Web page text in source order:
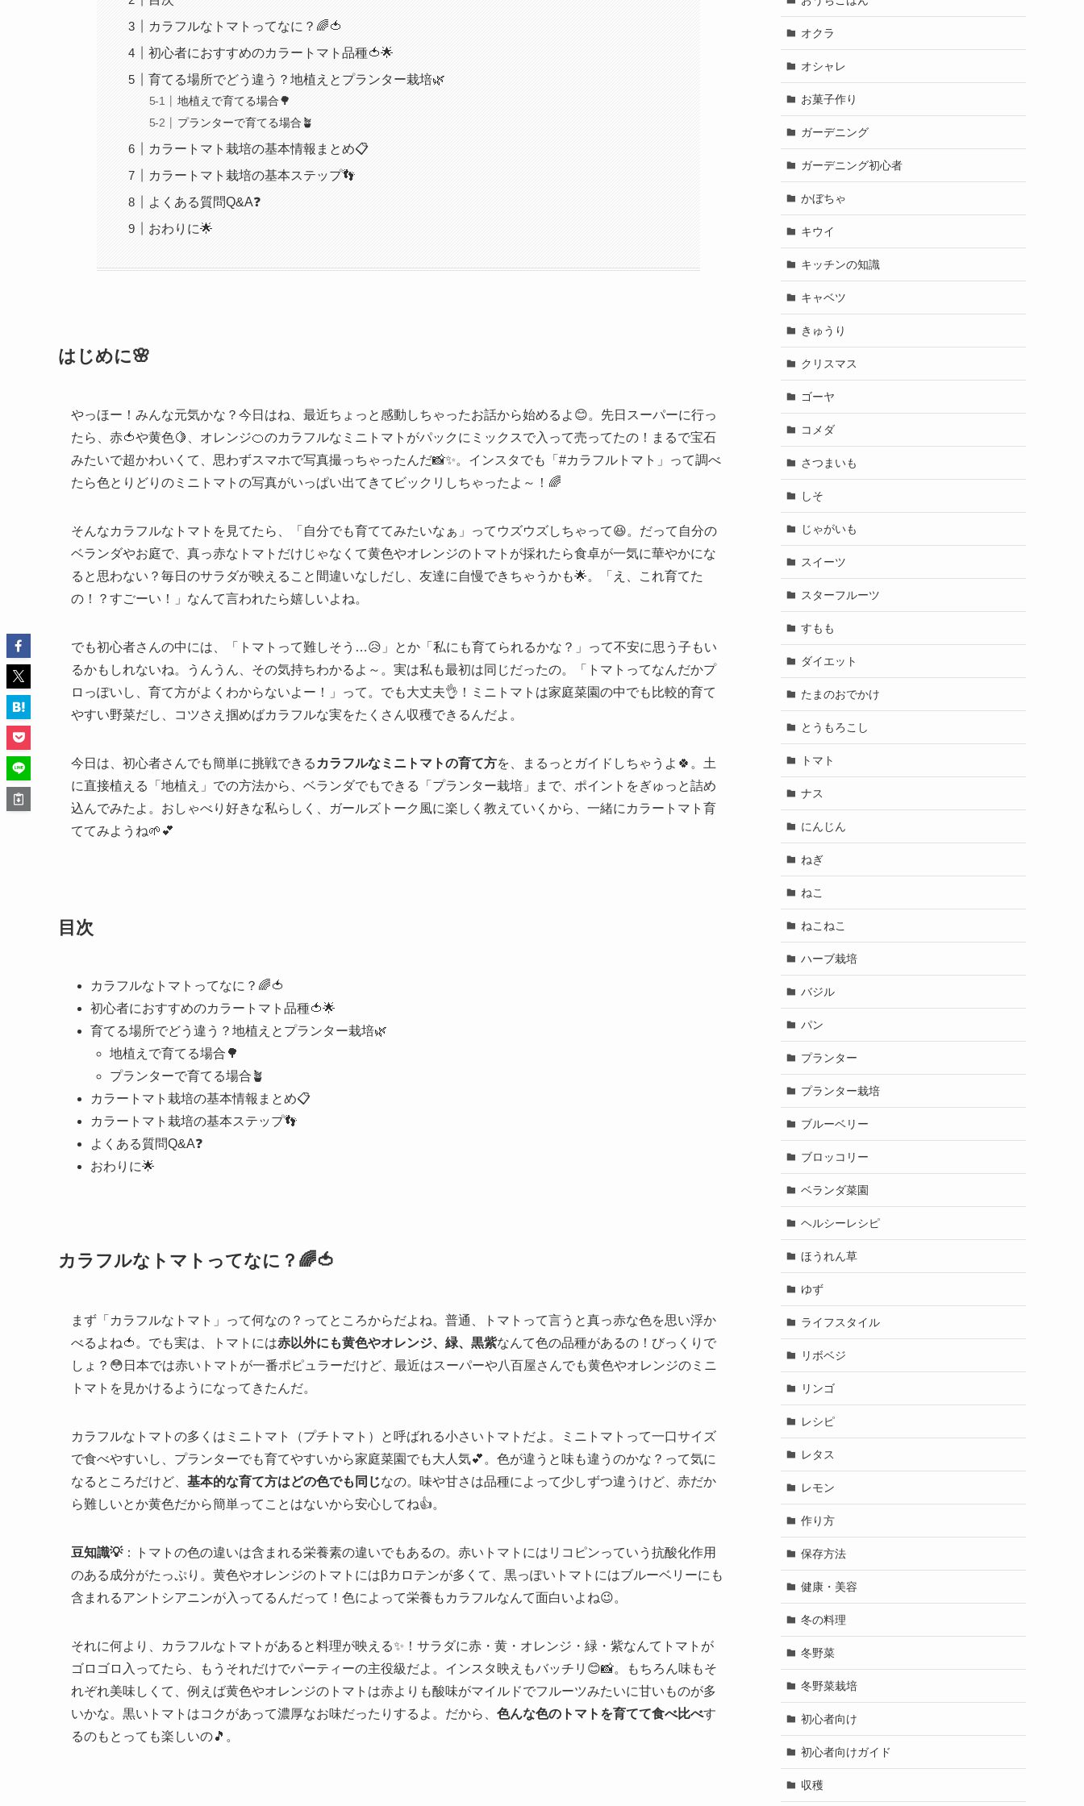
カラフルなトマトってなに？🌈🍅
初心者におすすめのカラートマト品種🍅🌟
育てる場所でどう違う？地植えとプランター栽培🌿
地植えで育てる場合🌳
プランターで育てる場合🪴
カラートマト栽培の基本情報まとめ📋
カラートマト栽培の基本ステップ👣
よくある質問Q&A❓
おわりに🌟
はじめに🌸
やっほー！みんな元気かな？今日はね、最近ちょっと感動しちゃったお話から始めるよ😊。先日スーパーに行っ
たら、赤🍅や黄色🍋、オレンジ🍊のカラフルなミニトマトがパックにミックスで入って売ってたの！まるで宝石
みたいで超かわいくて、思わずスマホで写真撮っちゃったんだ📸✨。インスタでも「#カラフルトマト」って調べ
たら色とりどりのミニトマトの写真がいっぱい出てきてビックリしちゃったよ～！🌈
そんなカラフルなトマトを見てたら、「自分でも育ててみたいなぁ」ってウズウズしちゃって😆。だって自分の
ベランダやお庭で、真っ赤なトマトだけじゃなくて黄色やオレンジのトマトが採れたら食卓が一気に華やかにな
ると思わない？毎日のサラダが映えること間違いなしだし、友達に自慢できちゃうかも🌟。「え、これ育てた
の！？すごーい！」なんて言われたら嬉しいよね。
でも初心者さんの中には、「トマトって難しそう…😥」とか「私にも育てられるかな？」って不安に思う子もい
るかもしれないね。うんうん、その気持ちわかるよ～。実は私も最初は同じだったの。「トマトってなんだかプ
ロっぽいし、育て方がよくわからないよー！」って。でも大丈夫👌！ミニトマトは家庭菜園の中でも比較的育て
やすい野菜だし、コツさえ掴めばカラフルな実をたくさん収穫できるんだよ。
今日は、初心者さんでも簡単に挑戦できる カラフルなミニトマトの育て方を、まるっとガイドしちゃうよ🍀。土
に直接植える「地植え」での方法から、ベランダでもできる「プランター栽培」まで、ポイントをぎゅっと詰め
込んでみたよ。おしゃべり好きな私らしく、ガールズトーク風に楽しく教えていくから、一緒にカラートマト育
ててみようね🌱💕
目次
カラフルなトマトってなに？🌈🍅
初心者におすすめのカラートマト品種🍅🌟
育てる場所でどう違う？地植えとプランター栽培🌿
地植えで育てる場合🌳
プランターで育てる場合🪴
カラートマト栽培の基本情報まとめ📋
カラートマト栽培の基本ステップ👣
よくある質問Q&A❓
おわりに🌟
カラフルなトマトってなに？🌈🍅
まず「カラフルなトマト」って何なの？ってところからだよね。普通、トマトって言うと真っ赤な色を思い浮か
べるよね🍅。でも実は、トマトには赤以外にも黄色やオレンジ、緑、黒紫なんて色の品種があるの！びっくりで
しょ？😳日本では赤いトマトが一番ポピュラーだけど、最近はスーパーや八百屋さんでも黄色やオレンジのミニ
トマトを見かけるようになってきたんだ。
カラフルなトマトの多くはミニトマト（プチトマト）と呼ばれる小さいトマトだよ。ミニトマトって一口サイズ
で食べやすいし、プランターでも育てやすいから家庭菜園でも大人気💕。色が違うと味も違うのかな？って気に
なるところだけど、 基本的な育て方はどの色でも同じなの。味や甘さは品種によって少しずつ違うけど、赤だか
ら難しいとか黄色だから簡単ってことはないから安心してね👍。
豆知識💡：トマトの色の違いは含まれる栄養素の違いでもあるの。赤いトマトにはリコピンっていう抗酸化作用
のある成分がたっぷり。黄色やオレンジのトマトにはβカロテンが多くて、黒っぽいトマトにはブルーベリーにも
含まれるアントシアニンが入ってるんだって！色によって栄養もカラフルなんて面白いよね😉。
それに何より、カラフルなトマトがあると料理が映える✨！サラダに赤・黄・オレンジ・緑・紫なんてトマトが
ゴロゴロ入ってたら、もうそれだけでパーティーの主役級だよ。インスタ映えもバッチリ😊📸。もちろん味もそ
れぞれ美味しくて、例えば黄色やオレンジのトマトは赤よりも酸味がマイルドでフルーツみたいに甘いものが多
いかな。黒いトマトはコクがあって濃厚なお味だったりするよ。だから、 色んな色のトマトを育てて食べ比べす
るのもとっても楽しいの🎵。
オクラ
オシャレ
お菓子作り
ガーデニング
ガーデニング初心者
かぼちゃ
キウイ
キッチンの知識
キャベツ
きゅうり
クリスマス
ゴーヤ
コメダ
さつまいも
しそ
じゃがいも
スイーツ
スターフルーツ
すもも
ダイエット
たまのおでかけ
とうもろこし
トマト
ナス
にんじん
ねぎ
ねこ
ねこねこ
ハーブ栽培
バジル
パン
プランター
プランター栽培
ブルーベリー
ブロッコリー
ベランダ菜園
ヘルシーレシピ
ほうれん草
ゆず
ライフスタイル
リボベジ
リンゴ
レシピ
レタス
レモン
作り方
保存方法
健康・美容
冬の料理
冬野菜
冬野菜栽培
初心者向け
初心者向けガイド
収穫